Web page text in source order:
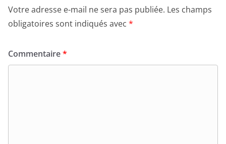
Votre adresse e-mail ne sera pas publiée. Les champs
obligatoires sont indiqués avec *
Commentaire*